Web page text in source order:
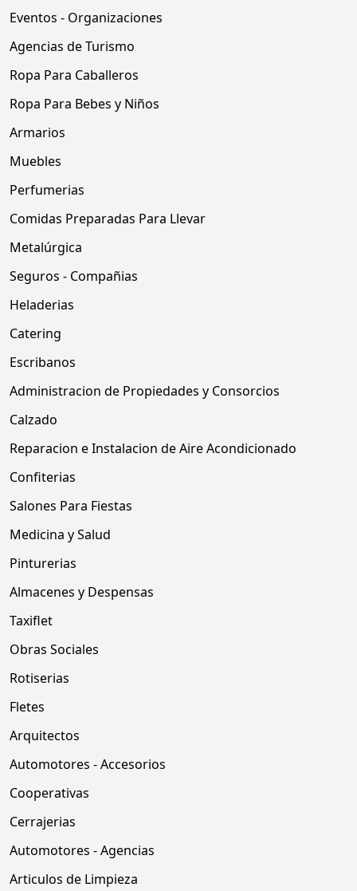
Eventos - Organizaciones
Agencias de Turismo
Ropa Para Caballeros
Ropa Para Bebes y Niños
Armarios
Muebles
Perfumerias
Comidas Preparadas Para Llevar
Metalúrgica
Seguros - Compañias
Heladerias
Catering
Escribanos
Administracion de Propiedades y Consorcios
Calzado
Reparacion e Instalacion de Aire Acondicionado
Confiterias
Salones Para Fiestas
Medicina y Salud
Pinturerias
Almacenes y Despensas
Taxiflet
Obras Sociales
Rotiserias
Fletes
Arquitectos
Automotores - Accesorios
Cooperativas
Cerrajerias
Automotores - Agencias
Articulos de Limpieza